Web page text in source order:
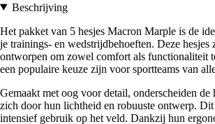
Beschrijving
Het pakket van 5 hesjes Macron Marple is de
je trainings- en wedstrijdbehoeften. Deze hesjes
ontworpen om zowel comfort als functionaliteit
een populaire keuze zijn voor sportteams van
Gemaakt met oog voor detail, onderscheiden de
zich door hun lichtheid en robuuste ontwerp.
intensief gebruik op het veld. Dankzij hun